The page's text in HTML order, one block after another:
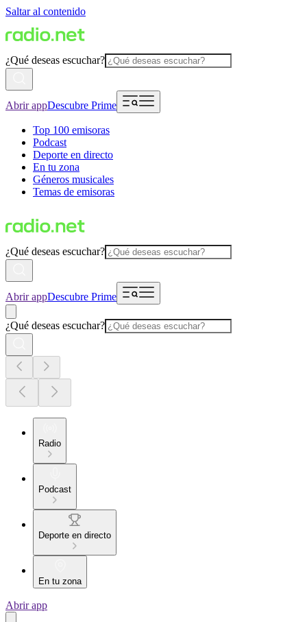
Saltar al contenido
¿Qué deseas escuchar?
Abrir appDescubre Prime
Top 100 emisoras
Podcast
Deporte en directo
En tu zona
Géneros musicales
Temas de emisoras
¿Qué deseas escuchar?
Abrir appDescubre Prime
¿Qué deseas escuchar?
Radio
Podcast
Deporte en directo
En tu zona
Abrir app